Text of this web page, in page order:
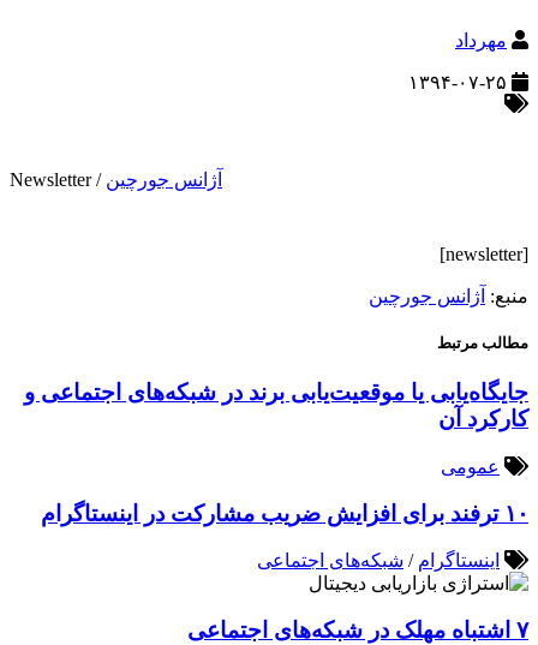
مهرداد
آژانس جورچین /
Newsletter
[newsletter]
منبع: آژانس جورچین
مطالب مرتبط
جایگاه‌یابی یا موقعیت‌یابی برند در شبکه‌های اجتماعی و
کارکرد آن
عمومی
۱۰ ترفند برای افزایش ضریب مشارکت در اینستاگرام
اینستاگرام / شبکه‌های اجتماعی
۷ اشتباه مهلک در شبکه‌های اجتماعی